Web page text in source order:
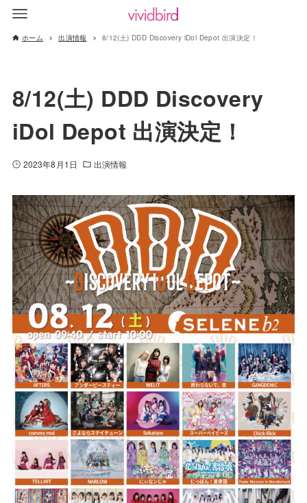
ホーム 出演情報 8/12(土) DDD Discovery iDol Depot 出演決定！
8/12(土) DDD Discovery
iDol Depot 出演決定！
2023年8月1日 出演情報